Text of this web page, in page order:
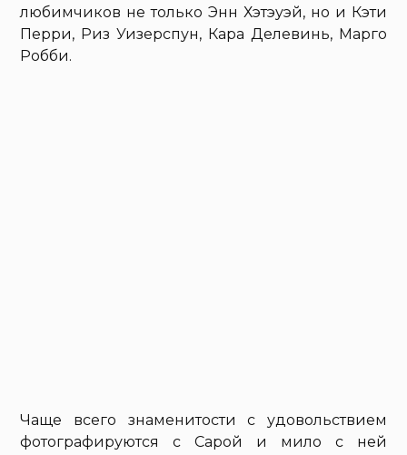
любимчиков не только Энн Хэтэуэй, но и Кэти
Перри, Риз Уизерспун, Кара Делевинь, Марго
Робби.
Чаще всего знаменитости с удовольствием
фотографируются с Сарой и мило с ней